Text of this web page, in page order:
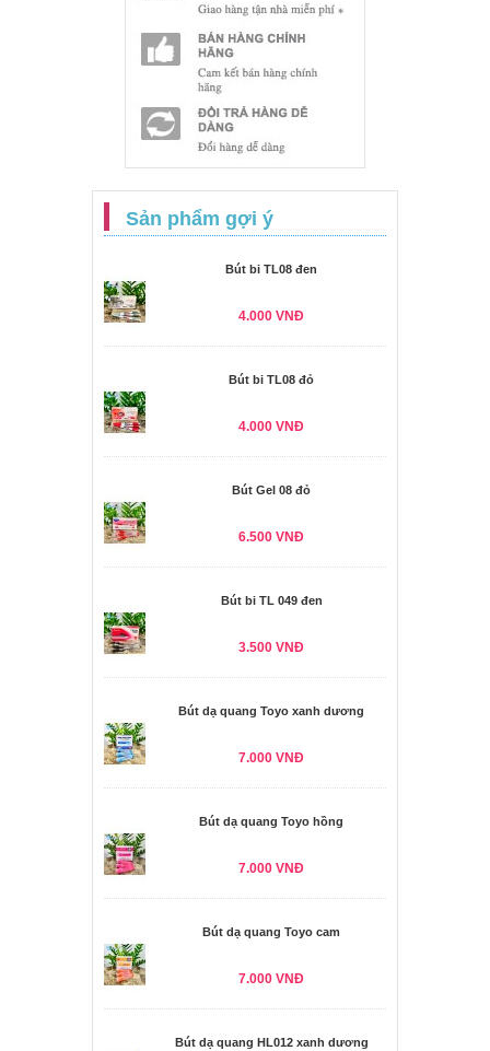
Sản phẩm gợi ý
Bút bi TL08 đen
4.000 VNĐ
Bút bi TL08 đỏ
4.000 VNĐ
Bút Gel 08 đỏ
6.500 VNĐ
Bút bi TL 049 đen
3.500 VNĐ
Bút dạ quang Toyo xanh dương
7.000 VNĐ
Bút dạ quang Toyo hồng
7.000 VNĐ
Bút dạ quang Toyo cam
7.000 VNĐ
Bút dạ quang HL012 xanh dương